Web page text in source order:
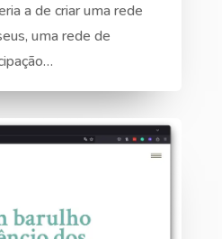
a de criar uma rede
uma rede de